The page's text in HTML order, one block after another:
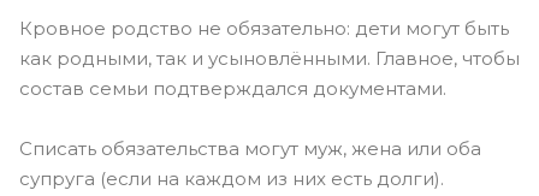
Кровное родство не обязательно: дети могут быть
как родными, так и усыновлёнными. Главное, чтобы
состав семьи подтверждался документами.
Списать обязательства могут муж, жена или оба
супруга (если на каждом из них есть долги).